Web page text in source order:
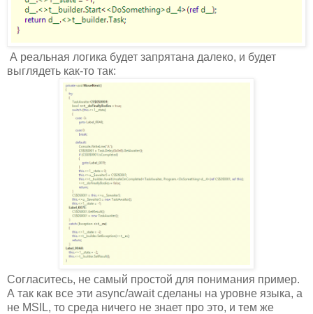
А реальная логика будет запрятана далеко, и будет
выглядеть как-то так:
Согласитесь, не самый простой для понимания пример.
А так как все эти async/await сделаны на уровне языка, а
не MSIL, то среда ничего не знает про это, и тем же